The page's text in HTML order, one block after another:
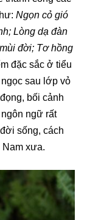
Ngọn cỏ gió
Lòng dạ đàn
đời; Tơ hồng
đặc sắc ở tiểu
sau lớp vỏ
bối cảnh
ngữ rất
sống, cách
xưa.